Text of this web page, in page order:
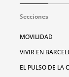
Secciones
MOVILIDAD
VIVIR EN
EL PULSO DE LA